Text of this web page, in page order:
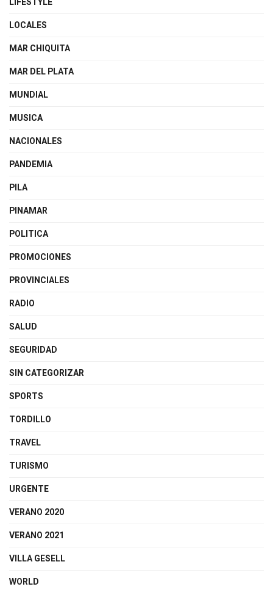
LOCALES
MAR CHIQUITA
MAR DEL PLATA
MUNDIAL
MUSICA
NACIONALES
PANDEMIA
PILA
PINAMAR
POLITICA
PROMOCIONES
PROVINCIALES
RADIO
SALUD
SEGURIDAD
SIN CATEGORIZAR
SPORTS
TORDILLO
TRAVEL
TURISMO
URGENTE
VERANO 2020
VERANO 2021
VILLA GESELL
WORLD